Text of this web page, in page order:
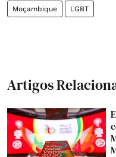
Moçambique LGBT
Artigos